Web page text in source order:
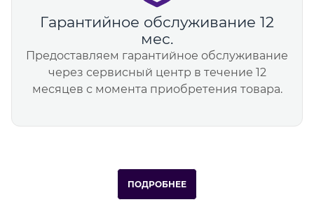
Гарантийное обслуживание 12
мес.
Предоставляем гарантийное обслуживание
через сервисный центр в течение 12
месяцев с момента приобретения товара.
ПОДРОБНЕЕ